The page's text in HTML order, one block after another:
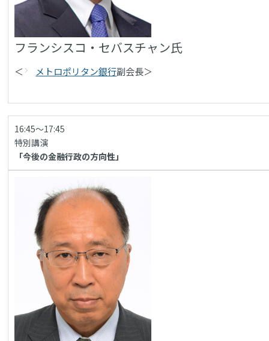
フランシスコ・セバスチャン氏
＜ メトロポリタン銀行副会長＞
16:45～17:45
特別講演
「今後の金融行政の方向性」